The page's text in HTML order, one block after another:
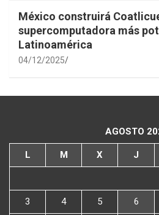
México construirá
supercomputadora más
Latinoamérica
04/12/2025
AGOSTO
L M X J
3 4 5 6